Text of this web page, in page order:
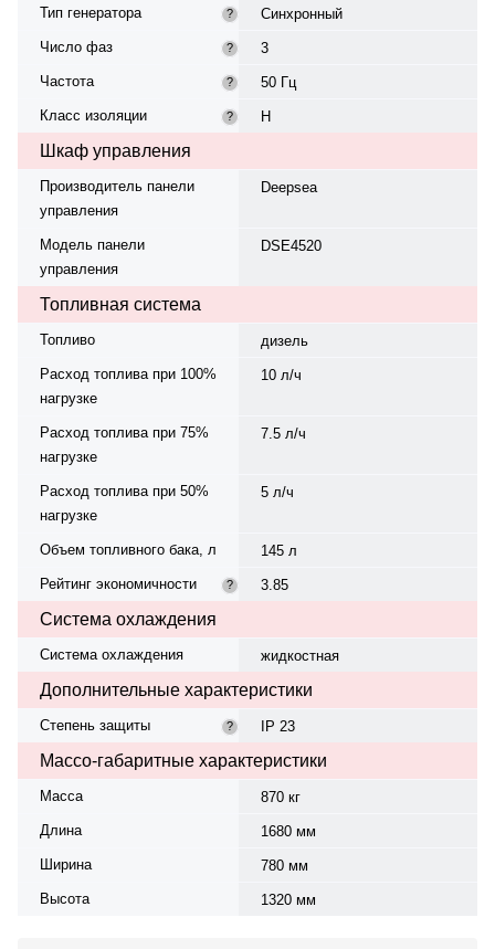
Тип генератора
?
Синхронный
Число фаз
?
3
Частота
?
50 Гц
Класс изоляции
? H
Шкаф управления
Производитель панели
управления
Deepsea
Модель панели
управления
DSE4520
Топливная система
Топливо
дизель
Расход топлива при 100%
нагрузке
10 л/ч
Расход топлива при 75%
нагрузке
7.5 л/ч
Расход топлива при 50%
нагрузке
5 л/ч
Объем топливного бака, л
145 л
Рейтинг экономичности
? 3.85
Система охлаждения
Система охлаждения жидкостная
Дополнительные характеристики
Степень защиты ? IP 23
Массо-габаритные характеристики
Масса
870 кг
Длина
1680 мм
Ширина
780 мм
Высота
1320 мм